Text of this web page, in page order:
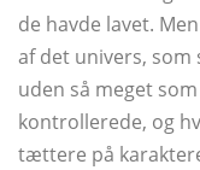
de havde lavet.
af det univers, som
uden så meget
kontrollerede, og
tættere på